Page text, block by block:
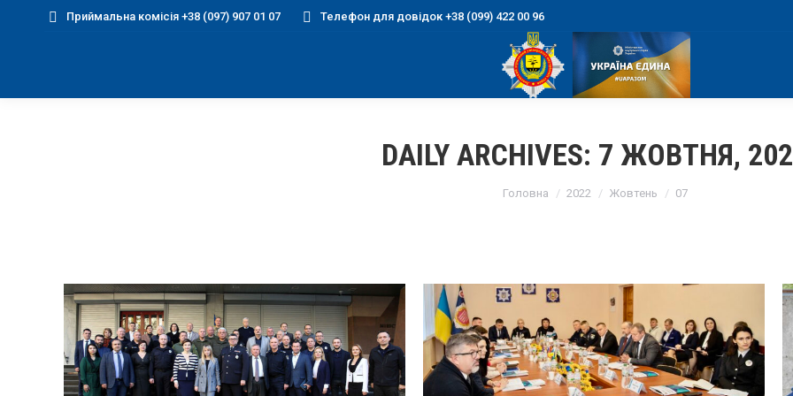
Приймальна комісія +38 (097) 907 01 07 Телефон для довідок +38 (099) 422 00 96
DAILY ARCHIVES: 7 ЖОВТНЯ,
Головна 2022 Жовтень 07